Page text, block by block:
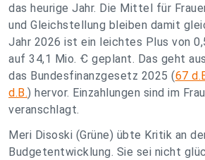
das heurige Jahr. Die Mittel für
und Gleichstellung bleiben damit
Jahr 2026 ist ein leichtes Plus von
auf 34,1 Mio. Ꞓ geplant. Das geht
das Bundesfinanzgesetz 2025 (67
d.B.) hervor. Einzahlungen sind im
veranschlagt.
Meri Disoski (Grüne) übte Kritik an
Budgetentwicklung. Sie sei nicht